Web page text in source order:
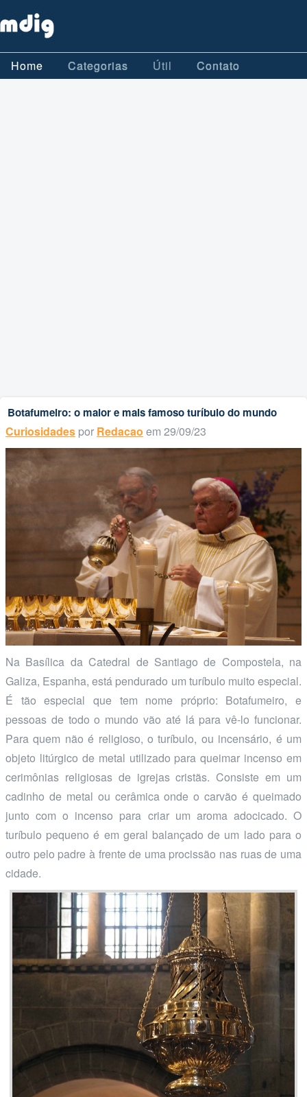
Home Categorias Útil Contato
Botafumeiro: o maior e mais famoso turíbulo do mundo
Curiosidades por Redacao em 29/09/23
Na Basílica da Catedral de Santiago de Compostela, na
Galiza, Espanha, está pendurado um turíbulo muito especial.
É tão especial que tem nome próprio: Botafumeiro, e
pessoas de todo o mundo vão até lá para vê-lo funcionar.
Para quem não é religioso, o turíbulo, ou incensário, é um
objeto litúrgico de metal utilizado para queimar incenso em
cerimônias religiosas de igrejas cristãs. Consiste em um
cadinho de metal ou cerâmica onde o carvão é queimado
junto com o incenso para criar um aroma adocicado. O
turíbulo pequeno é em geral balançado de um lado para o
outro pelo padre à frente de uma procissão nas ruas de uma
cidade.